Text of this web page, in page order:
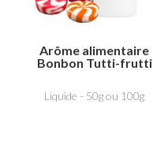
Arôme alimentaire
Bonbon Tutti-frutti
Liquide - 50g ou 100g